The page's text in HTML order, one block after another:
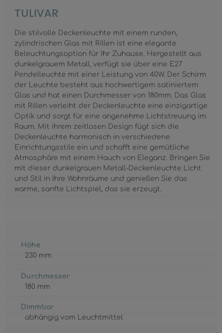
TULIVAR
Die stilvolle Deckenleuchte mit einem runden,
zylindrischen Glas mit Rillen ist eine elegante
Beleuchtungsoption für Ihr Zuhause. Hergestellt aus
dunkelgrauem Metall, verfügt sie über eine E27
Pendelleuchte mit einer Leistung von 40W. Der Schirm
der Leuchte besteht aus hochwertigem satiniertem
Glas und hat einen Durchmesser von 180mm. Das Glas
mit Rillen verleiht der Deckenleuchte eine einzigartige
Optik und sorgt für eine angenehme Lichtstreuung im
Raum. Mit ihrem zeitlosen Design fügt sich die
Deckenleuchte harmonisch in verschiedene
Einrichtungsstile ein und schafft eine gemütliche
Atmosphäre mit einem Hauch von Eleganz. Bringen Sie
mit dieser dunkelgrauen Metall-Deckenleuchte Licht
und Stil in Ihre Wohnräume und genießen Sie das
warme, sanfte Lichtspiel, das sie erzeugt.
Höhe
230 mm
Durchmesser
180 mm
Dimmbar
abhängig vom Leuchtmittel